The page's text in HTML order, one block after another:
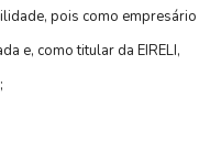
pois como empresário
e, como titular da EIRELI,